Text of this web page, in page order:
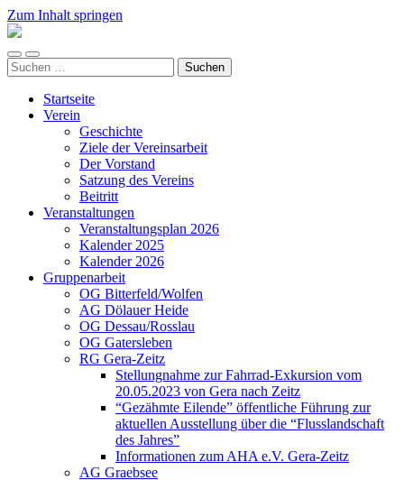
Zum Inhalt springen
Arbeitskreis
Auenwälder
zu
Halle
Mobile-
Menü
Suchfeld
ein-/ausblenden
Suchen
nach:
Startseite
Verein
Geschichte
Ziele der Vereinsarbeit
Der Vorstand
Satzung des Vereins
Beitritt
Veranstaltungen
Veranstaltungsplan 2026
Kalender 2025
Kalender 2026
Gruppenarbeit
OG Bitterfeld/Wolfen
AG Dölauer Heide
OG Dessau/Rosslau
OG Gatersleben
RG Gera-Zeitz
Stellungnahme zur Fahrrad-Exkursion vom
20.05.2023 von Gera nach Zeitz
“Gezähmte Eilende” öffentliche Führung zur
aktuellen Ausstellung über die “Flusslandschaft
des Jahres”
Informationen zum AHA e.V. Gera-Zeitz
AG Graebsee